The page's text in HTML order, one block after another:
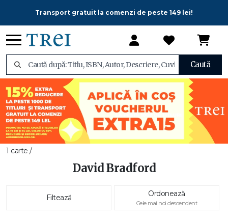
Transport gratuit la comenzi de peste 149 lei!
Caută
1 carte /
David Bradford
Filtează Ordonează
Cele mai noi descendent